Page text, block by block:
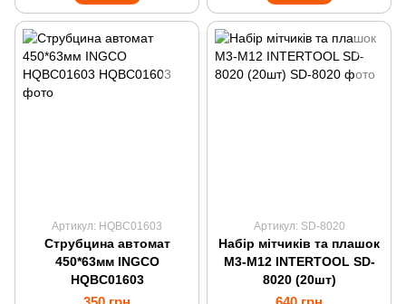
Артикул: HQBC01603
Струбцина автомат
450*63мм INGCO
HQBC01603
Артикул: SD-8020
Набір мітчиків та плашок
M3-M12 INTERTOOL SD-
8020 (20шт)